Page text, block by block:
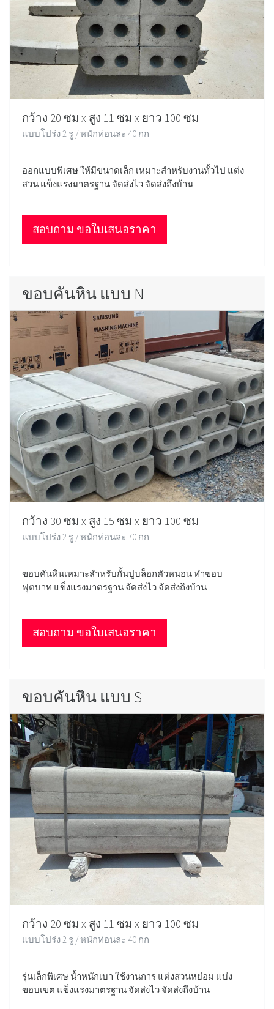
กว้าง 20 ซม x สูง 11 ซม x ยาว 100 ซม
แบบโปร่ง 2 รู / หนักท่อนละ 40 กก
ออกแบบพิเศษ ให้มีขนาดเล็ก เหมาะสำหรับงานทั้วไป แต่ง
สวน แข็งแรงมาตรฐาน จัดส่งไว จัดส่งถึงบ้าน
สอบถาม ขอใบเสนอราคา
ขอบคันหิน แบบ N
กว้าง 30 ซม x สูง 15 ซม x ยาว 100 ซม
แบบโปร่ง 2 รู / หนักท่อนละ 70 กก
ขอบคันหินเหมาะสำหรับกั้นปูบล็อกตัวหนอน ทำขอบ
ฟุตบาท แข็งแรงมาตรฐาน จัดส่งไว จัดส่งถึงบ้าน
สอบถาม ขอใบเสนอราคา
ขอบคันหิน แบบ S
กว้าง 20 ซม x สูง 11 ซม x ยาว 100 ซม
แบบโปร่ง 2 รู / หนักท่อนละ 40 กก
รุ่นเล็กพิเศษ น้ำหนักเบา ใช้งานการ แต่งสวนหย่อม แบ่ง
ขอบเขต แข็งแรงมาตรฐาน จัดส่งไว จัดส่งถึงบ้าน